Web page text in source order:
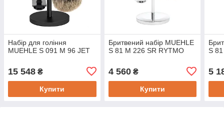
Набір для гоління
MUEHLE S 091 M 96 JET
15 548 ₴
Купити
Бритвений набір MUEHLE
S 81 M 226 SR RYTMO
4 560₴
Купити
S
5